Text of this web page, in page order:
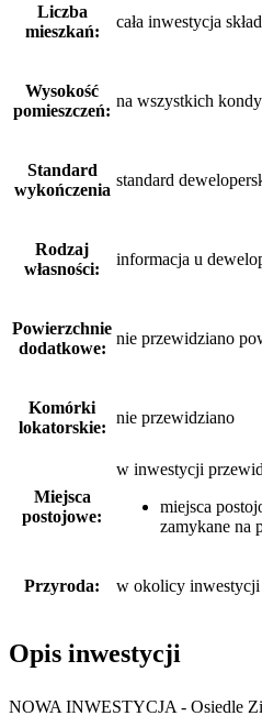
Liczba
mieszkań:
cała inwestycja
Wysokość
pomieszczeń:
na wszystkich
Standard
wykończenia
standard
Rodzaj
własności:
informacja u
Powierzchnie
dodatkowe:
nie przewidziano
Komórki
lokatorskie:
nie przewidziano
Miejsca
postojowe:
w inwestycji
miejsca
zamykane na
Przyroda: w okolicy inwestycji
Opis inwestycji
NOWA INWESTYCJA - Osiedle